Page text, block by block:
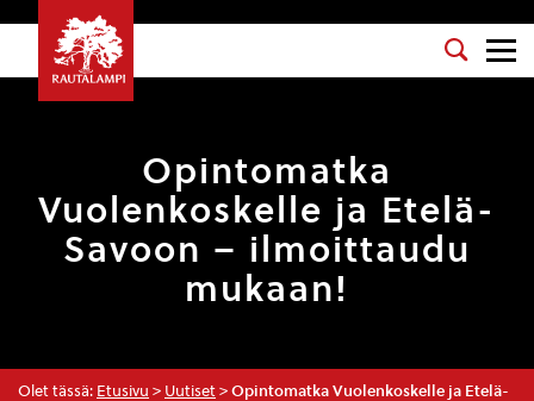
Opintomatka
Vuolenkoskelle ja Etelä-
Savoon – ilmoittaudu
mukaan!
Olet tässä: Etusivu > Uutiset > Opintomatka Vuolenkoskelle ja Etelä-